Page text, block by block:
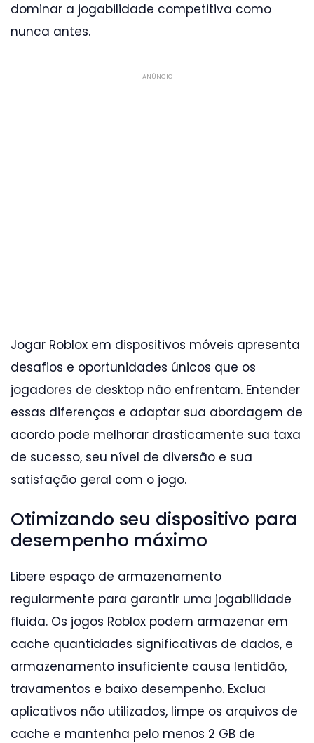
dominar a jogabilidade competitiva como
nunca antes.
ANÚNCIO
Jogar Roblox em dispositivos móveis apresenta
desafios e oportunidades únicos que os
jogadores de desktop não enfrentam. Entender
essas diferenças e adaptar sua abordagem de
acordo pode melhorar drasticamente sua taxa
de sucesso, seu nível de diversão e sua
satisfação geral com o jogo.
Otimizando seu dispositivo para
desempenho máximo
Libere espaço de armazenamento
regularmente para garantir uma jogabilidade
fluida. Os jogos Roblox podem armazenar em
cache quantidades significativas de dados, e
armazenamento insuficiente causa lentidão,
travamentos e baixo desempenho. Exclua
aplicativos não utilizados, limpe os arquivos de
cache e mantenha pelo menos 2 GB de